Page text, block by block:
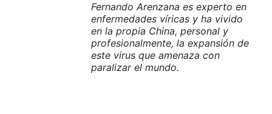
Fernando Arenzana es experto en
enfermedades víricas y ha vivido
en la propia China, personal y
profesionalmente, la expansión de
este virus que amenaza con
paralizar el mundo.